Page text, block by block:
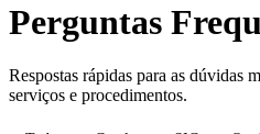
Perguntas
Respostas rápidas para as dúvidas
serviços e procedimentos.